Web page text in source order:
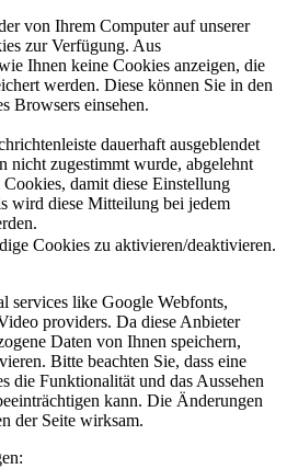
von Ihrem Computer auf unserer
zur Verfügung. Aus
Ihnen keine Cookies anzeigen, die
werden. Diese können Sie in den
Browsers einsehen.
dauerhaft ausgeblendet
nicht zugestimmt wurde, abgelehnt
damit diese Einstellung
wird diese Mitteilung bei jedem
Cookies zu aktivieren/deaktivieren.
services like Google Webfonts,
providers. Da diese Anbieter
Daten von Ihnen speichern,
Bitte beachten Sie, dass eine
die Funktionalität und das Aussehen
kann. Die Änderungen
der Seite wirksam.